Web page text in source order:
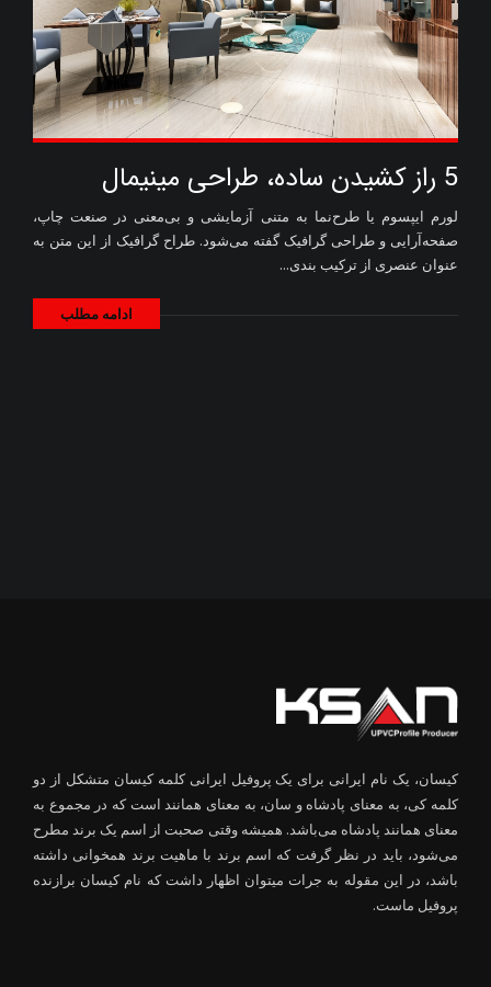
5 راز کشیدن ساده، طراحی مینیمال
لورم ایپسوم یا طرح‌نما به متنی آزمایشی و بی‌معنی در صنعت چاپ،
صفحه‌آرایی و طراحی گرافیک گفته می‌شود. طراح گرافیک از این متن به
عنوان عنصری از ترکیب بندی...
ادامه مطلب
کیسان، یک نام ایرانی برای یک پروفیل ایرانی کلمه کیسان متشکل از دو
کلمه کی، به معنای پادشاه و سان، به معنای همانند است که در مجموع به
معنای همانند پادشاه می‌باشد. همیشه وقتی صحبت از اسم یک برند مطرح
می‌شود، باید در نظر گرفت که اسم برند با ماهیت برند همخوانی داشته
باشد، در این مقوله به جرات میتوان اظهار داشت که نام کیسان برازنده
پروفیل ماست.